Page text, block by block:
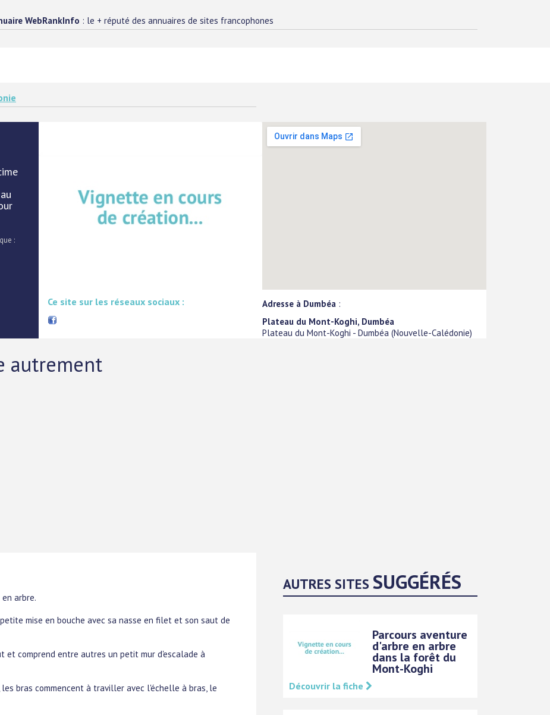
WebRankInfo : le + réputé des annuaires de sites francophones
:
Ce site sur les réseaux sociaux : Adresse à Dumbéa :
Plateau du Mont-Koghi, Dumbéa
Plateau du Mont-Koghi -Dumbéa (Nouvelle-Calédonie)
autrement
arbre.
mise en bouche avec sa nasse en filet et son saut de
et comprend entre autres un petit mur d'escalade à
bras commencent à traviller avec l'échelle à bras, le
AUTRES SITESSUGGÉRÉS
Parcours aventure
d'arbre en arbre
dans la forêt du
Mont-Koghi
Découvrir la fiche